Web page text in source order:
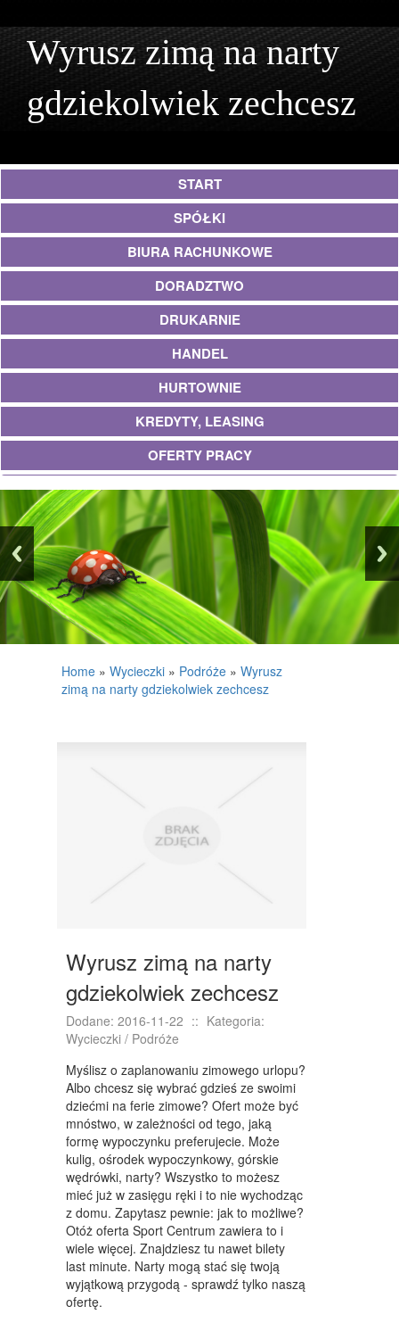
Wyrusz zimą na narty
gdziekolwiek zechcesz
START
SPÓŁKI
BIURA RACHUNKOWE
DORADZTWO
DRUKARNIE
HANDEL
HURTOWNIE
KREDYTY, LEASING
OFERTY PRACY
UBEZPIECZENIA
EKOLOGIA
BANKI, PRZELEWY, WALUTY, KANTORY
WYKOŃCZENIA
PROJEKTOWANIE
MATERIAŁY BUDOWLANE
NIERUCHOMOŚCI, DZIAŁKI
KURSY JĘZYKOWE
KURSY I SZKOLENIA
TŁUMACZENIA
BIZNES ONLINE
BIŻUTERIA
DLA DZIECI
MEBLE
WYPOSAŻENIE WNĘTRZ
WYPOSAŻENIE ŁAZIENKI
ODZIEŻ
Home » Wycieczki » Podróże » Wyrusz
zimą na narty gdziekolwiek zechcesz
Wyrusz zimą na narty
gdziekolwiek zechcesz
Dodane: 2016-11-22 :: Kategoria:
Wycieczki / Podróże
Myślisz o zaplanowaniu zimowego urlopu?
Albo chcesz się wybrać gdzieś ze swoimi
dziećmi na ferie zimowe? Ofert może być
mnóstwo, w zależności od tego, jaką
formę wypoczynku preferujecie. Może
kulig, ośrodek wypoczynkowy, górskie
wędrówki, narty? Wszystko to możesz
mieć już w zasięgu ręki i to nie wychodząc
z domu. Zapytasz pewnie: jak to możliwe?
Otóż oferta Sport Centrum zawiera to i
wiele więcej. Znajdziesz tu nawet bilety
last minute. Narty mogą stać się twoją
wyjątkową przygodą - sprawdź tylko naszą
ofertę.